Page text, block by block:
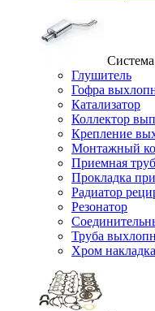
Глушитель
Гофра
Катализатор
Коллектор
Крепление
Монтажный
Приемная
Прокладка
Радиатор
Резонатор
Труба
Хром